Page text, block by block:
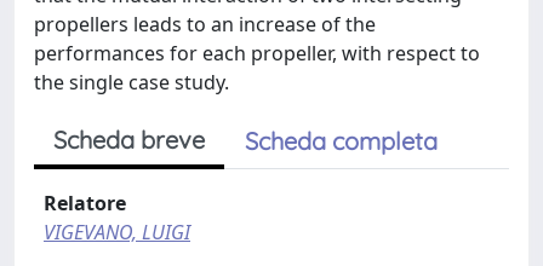
propellers leads to an increase of the
performances for each propeller, with respect to
the single case study.
Scheda breve Scheda completa
Relatore
VIGEVANO, LUIGI